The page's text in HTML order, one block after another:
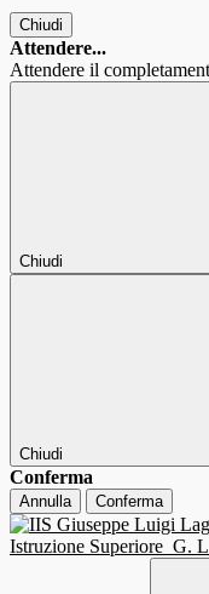
Chiudi
Attendere...
Attendere il
Chiudi
Chiudi
Conferma
Annulla Conferma
Istruzione Superiore G.